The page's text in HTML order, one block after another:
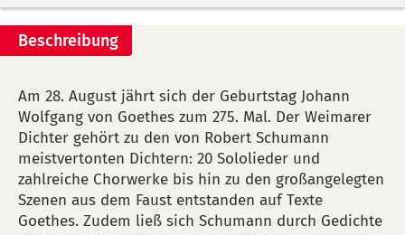
Beschreibung
Am 28. August jährt sich der Geburtstag Johann
Wolfgang von Goethes zum 275. Mal. Der Weimarer
Dichter gehört zu den von Robert Schumann
meistvertonten Dichtern: 20 Sololieder und
zahlreiche Chorwerke bis hin zu den großangelegten
Szenen aus dem Faust entstanden auf Texte
Goethes. Zudem ließ sich Schumann durch Gedichte